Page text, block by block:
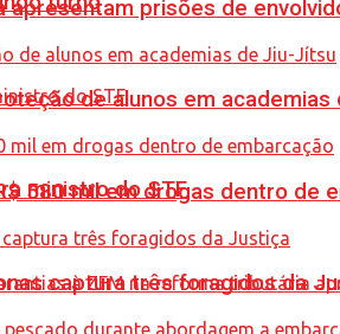
ministro do STF
apresentam prisões de
de alunos em
580 mil em drogas dentro de
captura três foragidos da